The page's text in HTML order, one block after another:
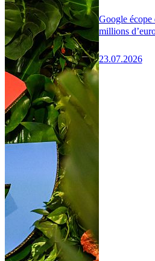
Google écope
millions
23.07.2026